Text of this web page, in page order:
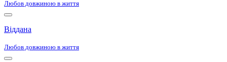
Любов довжиною в життя
Меню
навігації
Віддана
Любов довжиною в життя